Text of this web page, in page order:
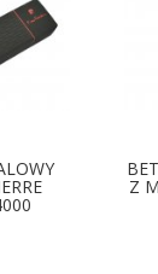
Z